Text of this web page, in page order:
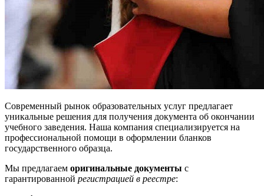
Современный рынок образовательных услуг предлагает
уникальные решения для получения документа об окончании
учебного заведения. Наша компания специализируется на
профессиональной помощи в оформлении бланков
государственного образца.
Мы предлагаем оригинальные документы с
гарантированной регистрацией в реестре: